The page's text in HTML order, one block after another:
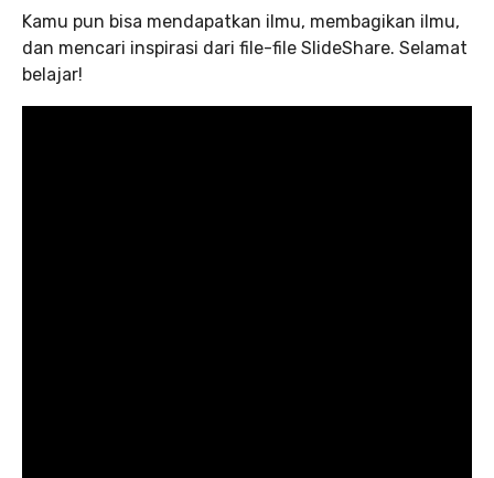
Kamu pun bisa mendapatkan ilmu, membagikan ilmu,
dan mencari inspirasi dari file-file SlideShare. Selamat
belajar!